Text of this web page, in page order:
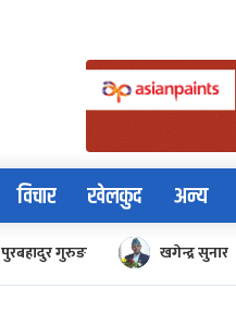
विचार खेलकुद अन्य
पुरबहादुर गुरुङ खगेन्द्र सुनार